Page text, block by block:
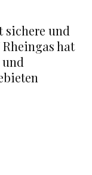
sichere und
hat